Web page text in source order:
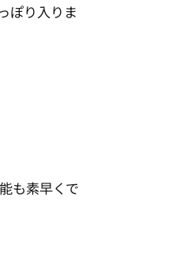
ぽり入りま
も素早くで